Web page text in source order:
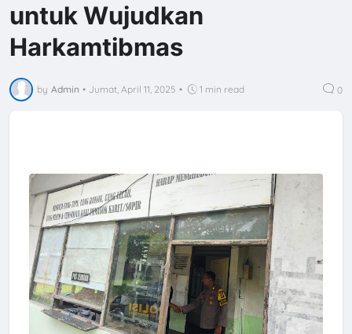
untuk Wujudkan
Harkamtibmas
by Admin • Jumat, April 11, 2025 • 1 min read 0